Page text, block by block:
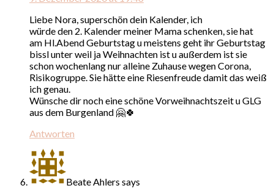
Liebe Nora, superschön dein Kalender, ich
würde den 2. Kalender meiner Mama schenken, sie hat
am Hl.Abend Geburtstag u meistens geht ihr Geburtstag
bissl unter weil ja Weihnachten ist u außerdem ist sie
schon wochenlang nur alleine Zuhause wegen Corona,
Risikogruppe. Sie hätte eine Riesenfreude damit das weiß
ich genau.
Wünsche dir noch eine schöne Vorweihnachtszeit u GLG
aus dem Burgenland 🤗🍀
Antworten
Beate Ahlers says